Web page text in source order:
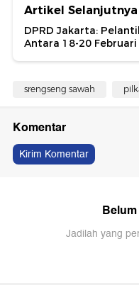
Artikel Selanjutnya
DPRD Jakarta:
Antara 18-20 Februari
srengseng sawah
Komentar
Kirim Komentar
Jadilah yang